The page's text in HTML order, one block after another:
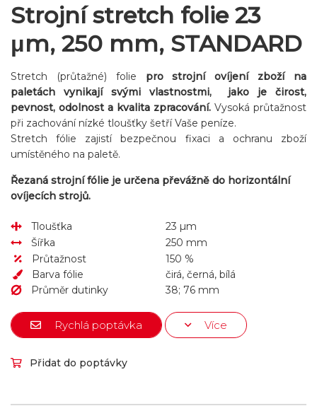
Strojní stretch folie 23
μm, 250 mm, STANDARD
Stretch (průtažné) folie pro strojní ovíjení zboží na
paletách vynikají svými vlastnostmi, jako je čirost,
pevnost, odolnost a kvalita zpracování. Vysoká průtažnost
při zachování nízké tloušťky šetří Vaše peníze.
Stretch fólie zajistí bezpečnou fixaci a ochranu zboží
umístěného na paletě.
Řezaná strojní fólie je určena převážně do horizontální
ovíjecích strojů.
Tloušťka
23 µm
Šířka
250 mm
Průtažnost
150 %
Barva fólie
čirá, černá, bílá
Průměr dutinky
38; 76 mm
Rychlá poptávka Více
Přidat do poptávky